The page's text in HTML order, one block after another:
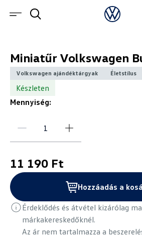
Miniatűr Volkswagen
Volkswagen ajándéktárgyak Életstílus
Készleten
Mennyiség:
11 190 Ft
Hozzáadás a
Érdeklődés és átvétel kizárólag
márkakereskedőknél.
Az ár nem tartalmazza a